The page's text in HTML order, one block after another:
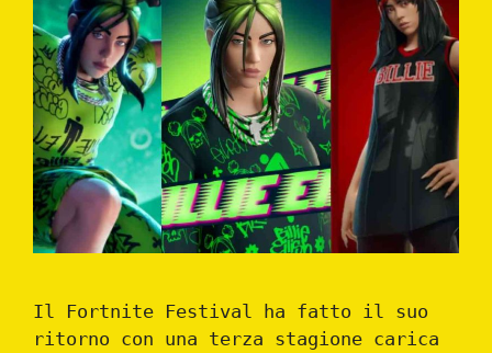
Il Fortnite Festival ha fatto il suo
ritorno con una terza stagione carica